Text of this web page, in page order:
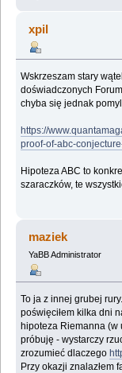
xpil
Wskrzeszam stary
doświadczonych
chyba się jednak
https://
proof-of-abc-
Hipoteza ABC to
szaraczków, te
maziek
YaBB Administrator
To ja z innej grubej
poświęciłem kilka dni
hipoteza Riemanna (w
próbuję - wystarczy
zrozumieć dlaczego
Przy okazji znalazłem